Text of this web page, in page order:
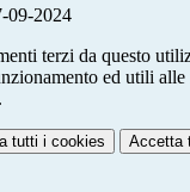
09-2024
terzi da questo
ed utili
.
tutti i cookies Accetta